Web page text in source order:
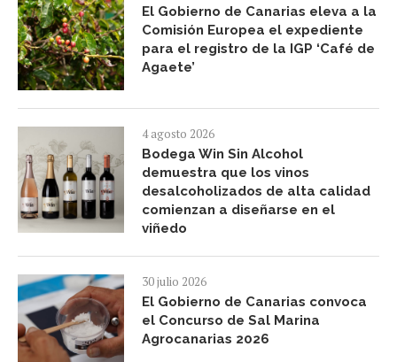
El Gobierno de Canarias eleva a la
Comisión Europea el expediente
para el registro de la IGP ‘Café de
Agaete’
4 agosto 2026
Bodega Win Sin Alcohol
demuestra que los vinos
desalcoholizados de alta calidad
comienzan a diseñarse en el
viñedo
30 julio 2026
El Gobierno de Canarias convoca
el Concurso de Sal Marina
Agrocanarias 2026